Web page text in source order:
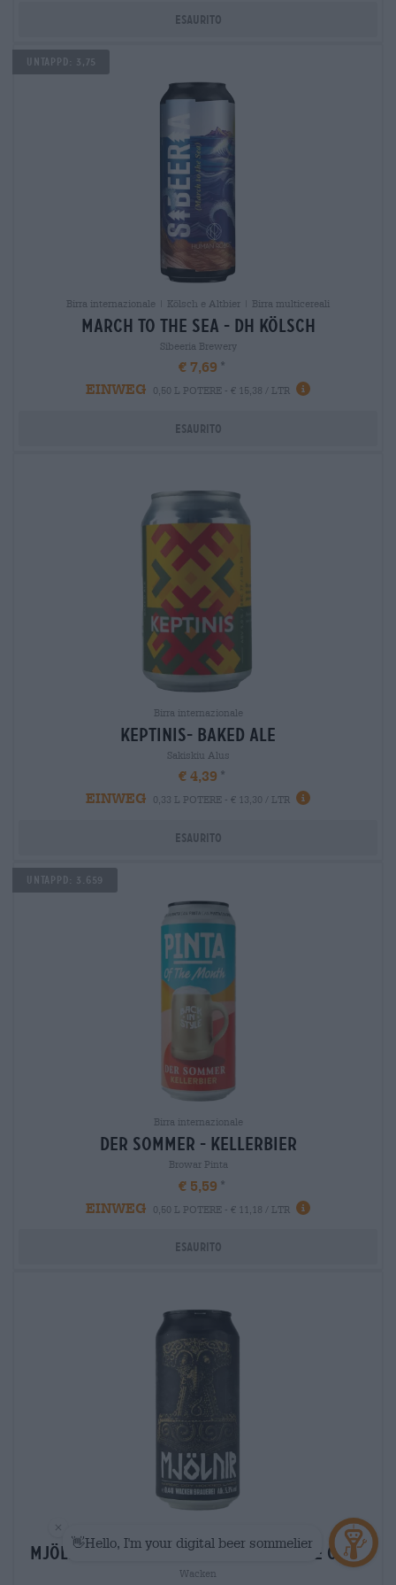
Esaurito
Untappd: 3,75
Birra internazionale | Kölsch e Altbier | Birra multicereali
march to the sea - dh kölsch
Sibeeria Brewery
€ 7,69
EINWEG
0,50 L POTERE - € 15,38 / LTR
Esaurito
Birra internazionale
keptinis- baked ale
Sakiskiu Alus
€ 4,39
EINWEG
0,33 L POTERE - € 13,30 / LTR
Esaurito
Untappd: 3.659
Birra internazionale
der sommer - kellerbier
Browar Pinta
€ 5,59
EINWEG
0,50 L POTERE - € 11,18 / LTR
Esaurito
mjölnir - nordic lager - beer of the gods
Wacken